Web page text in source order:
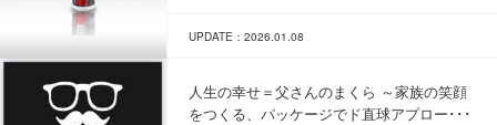
UPDATE：2026.01.08
人生の幸せ＝父さんのまくら ～家族の笑顔
をつくる、パッケージでド直球アプロー･･･